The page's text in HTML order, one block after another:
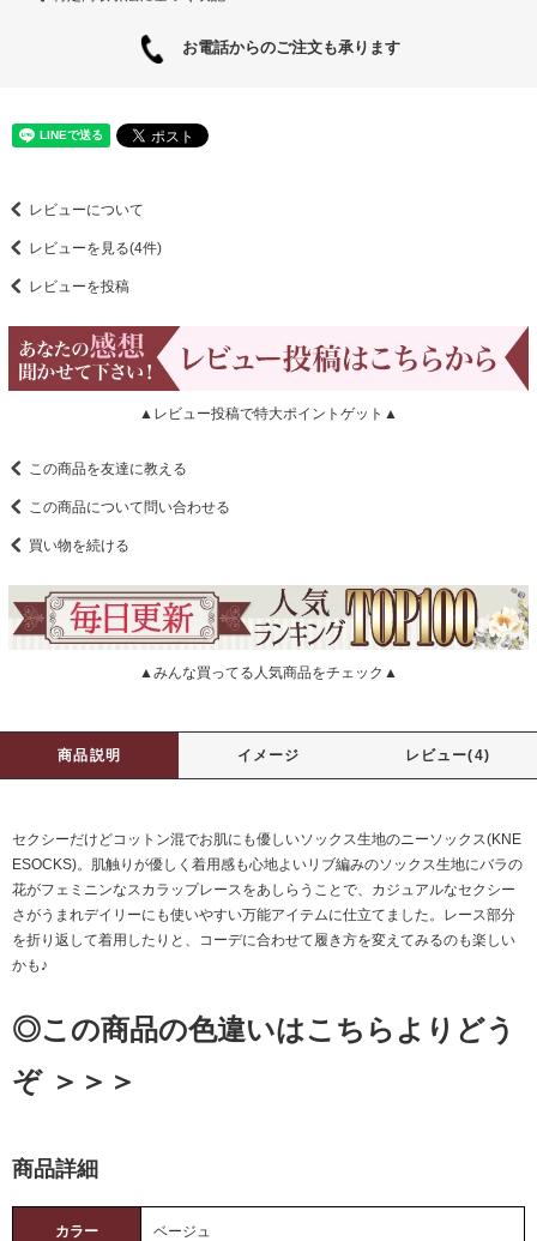
お電話からのご注文も承ります
レビューについて
レビューを見る(4件)
レビューを投稿
▲レビュー投稿で特大ポイントゲット▲
この商品を友達に教える
この商品について問い合わせる
買い物を続ける
▲みんな買ってる人気商品をチェック▲
商品説明 イメージ レビュー(4)
セクシーだけどコットン混でお肌にも優しいソックス生地のニーソックス(KNE
ESOCKS)。肌触りが優しく着用感も心地よいリブ編みのソックス生地にバラの
花がフェミニンなスカラップレースをあしらうことで、カジュアルなセクシー
さがうまれデイリーにも使いやすい万能アイテムに仕立てました。レース部分
を折り返して着用したりと、コーデに合わせて履き方を変えてみるのも楽しい
かも♪
◎この商品の色違いはこちらよりどう
ぞ ＞＞＞
商品詳細
カラー ベージュ